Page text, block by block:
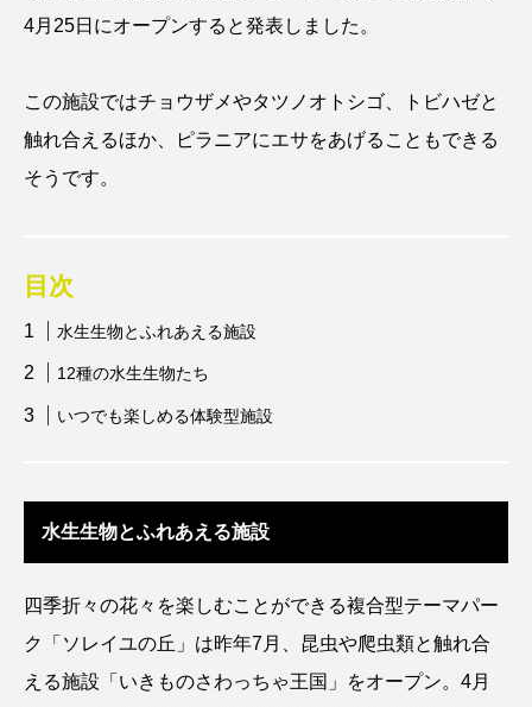
アサヒガニ アザアシ アシカ アジ
アッキガイ
アマダイ
アユ アリアケギバチ
ウナギ ウバザメ
ウマヅラハギ ウミウシ エイ
4月25日にオープンすると発表しました。
この施設ではチョウザメやタツノオトシゴ、トビハゼと
触れ合えるほか、ピラニアにエサをあげることもできる
そうです。
目次
水生生物とふれあえる施設
12種の水生生物たち
いつでも楽しめる体験型施設
水生生物とふれあえる施設
四季折々の花々を楽しむことができる複合型テーマパー
ク「ソレイユの丘」は昨年7月、昆虫や爬虫類と触れ合
える施設「いきものさわっちゃ王国」をオープン。4月